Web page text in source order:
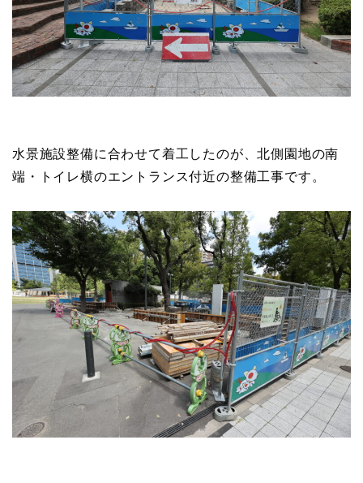
水景施設整備に合わせて着工したのが、北側園地の南
端・トイレ横のエントランス付近の整備工事です。